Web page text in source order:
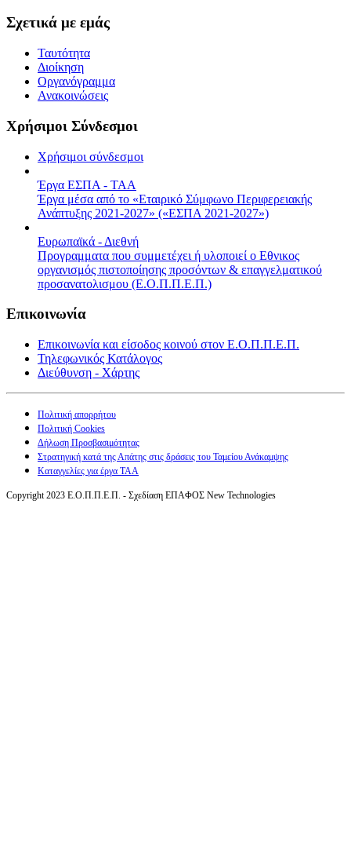
Σχετικά με εμάς
Ταυτότητα
Διοίκηση
Οργανόγραμμα
Ανακοινώσεις
Χρήσιμοι Σύνδεσμοι
Χρήσιμοι σύνδεσμοι
Έργα ΕΣΠΑ - ΤΑΑ
Έργα μέσα από το «Εταιρικό Σύμφωνο Περιφερειακής
Ανάπτυξης 2021-2027» («ΕΣΠΑ 2021-2027»)
Ευρωπαϊκά - Διεθνή
Προγραμματα που συμμετέχει ή υλοποιεί ο Εθνικος
οργανισμός πιστοποίησης προσόντων & επαγγελματικού
προσανατολισμου (Ε.Ο.Π.Π.Ε.Π.)
Επικοινωνία
Επικοινωνία και είσοδος κοινού στον Ε.Ο.Π.Π.Ε.Π.
Τηλεφωνικός Κατάλογος
Διεύθυνση - Χάρτης
Πολιτική απορρήτου
Πολιτική Cookies
Δήλωση Προσβασιμότητας
Στρατηγική κατά της Απάτης στις δράσεις του Ταμείου Ανάκαμψης
Καταγγελίες για έργα ΤΑΑ
Copyright 2023 Ε.Ο.Π.Π.Ε.Π. - Σχεδίαση ΕΠΑΦΟΣ New Technologies